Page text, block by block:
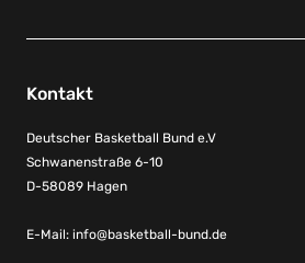
Kontakt
Deutscher Basketball Bund e.V
Schwanenstraße 6-10
D-58089 Hagen
E-Mail: info@basketball-bund.de